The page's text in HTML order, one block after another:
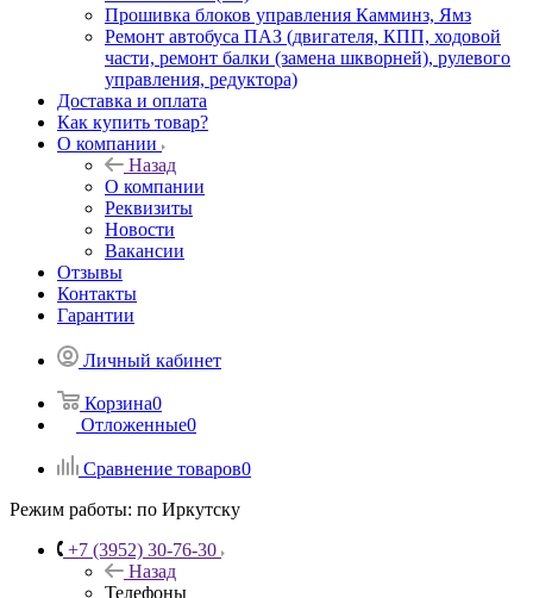
Прошивка блоков управления Камминз, Ямз
Ремонт автобуса ПАЗ (двигателя, КПП, ходовой
части, ремонт балки (замена шкворней), рулевого
управления, редуктора)
Доставка и оплата
Как купить товар?
О компании
Назад
О компании
Реквизиты
Новости
Вакансии
Отзывы
Контакты
Гарантии
Личный кабинет
Корзина0
Отложенные0
Сравнение товаров0
Режим работы: по Иркутску
+7 (3952) 30-76-30
Назад
Телефоны